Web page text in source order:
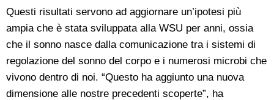
Questi risultati servono ad aggiornare un’ipotesi più
ampia che è stata sviluppata alla WSU per anni, ossia
che il sonno nasce dalla comunicazione tra i sistemi di
regolazione del sonno del corpo e i numerosi microbi che
vivono dentro di noi. “Questo ha aggiunto una nuova
dimensione alle nostre precedenti scoperte”, ha